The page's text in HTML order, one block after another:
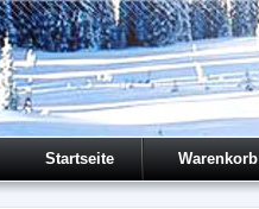
Startseite Warenkorb